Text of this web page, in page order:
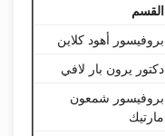
القسم
بروفيسور أهود كلاين
دكتور يرون بار لافي
بروفيسور شمعون
مارتيك